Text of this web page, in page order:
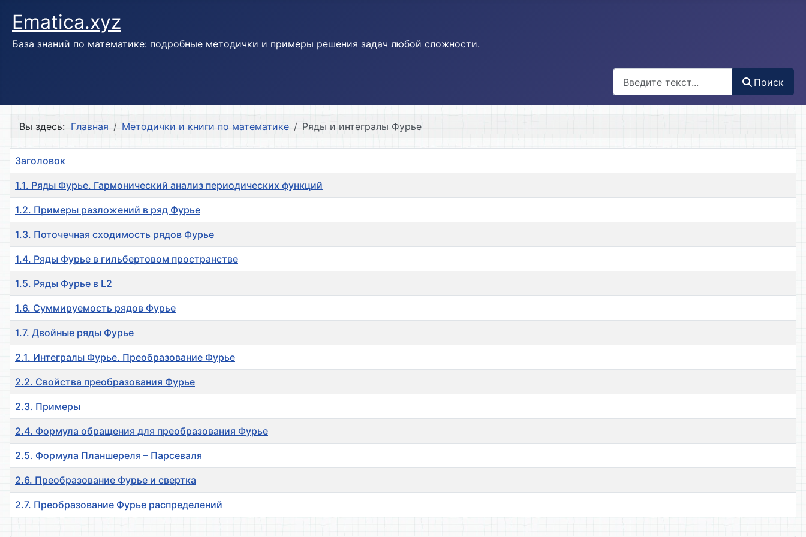
Ematica.xyz
База знаний по математике: подробные методички и примеры решения задач любой сложности.
Поиск
Вы здесь: Главная Методички и книги по математике Ряды и интегралы Фурье
Заголовок
1.1. Ряды Фурье. Гармонический анализ периодических функций
1.2. Примеры разложений в ряд Фурье
1.3. Поточечная сходимость рядов Фурье
1.4. Ряды Фурье в гильбертовом пространстве
1.5. Ряды Фурье в L2
1.6. Суммируемость рядов Фурье
1.7. Двойные ряды Фурье
2.1. Интегралы Фурье. Преобразование Фурье
2.2. Свойства преобразования Фурье
2.3. Примеры
2.4. Формула обращения для преобразования Фурье
2.5. Формула Планшереля – Парсеваля
2.6. Преобразование Фурье и свертка
2.7. Преобразование Фурье распределений